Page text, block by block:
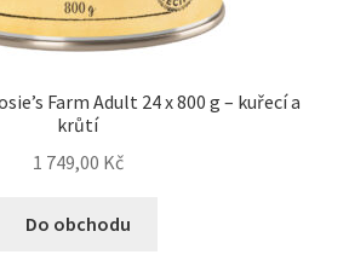
Farm Adult 24 x 800 g – kuřecí a
krůtí
1 749,00 Kč
Do obchodu